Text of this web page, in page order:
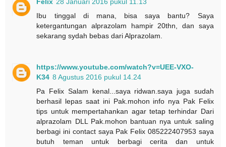
Felix 28 Januari 2016 pukul 11.13
Ibu tinggal di mana, bisa saya bantu? Saya
ketergantungan alprazolam hampir 20thn, dan saya
sekarang sydah bebas dari Alprazolam.
https://www.youtube.com/watch?v=UEE-VXO-
K34 8 Agustus 2016 pukul 14.24
Pa Felix Salam kenal...saya ridwan.saya juga sudah
berhasil lepas saat ini Pak.mohon info nya Pak Felix
tips untuk mempertahankan agar tetap terhindar Dari
alprazolam DLL Pak.mohon bantuan nya untuk saling
berbagi ini contact saya Pak Felix 085222407953 saya
butuh teman untuk berbagi cerita dan untuk